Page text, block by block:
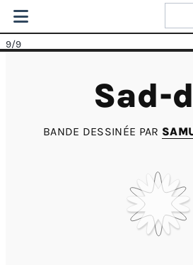
9/9
Sad-
BANDE DESSINÉE PAR